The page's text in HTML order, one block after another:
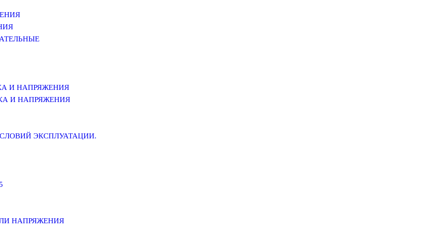
И НАПРЯЖЕНИЯ
И НАПРЯЖЕНИЯ
ЭКСПЛУАТАЦИИ.
НАПРЯЖЕНИЯ